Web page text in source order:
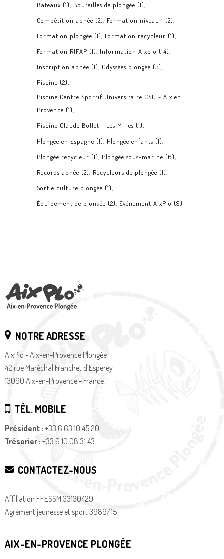
Bateaux (1) Bouteilles de plongée (1)
Compétition apnée (2) Formation niveau 1 (2)
Formation plongée (1) Formation recycleur (1)
Formation RIFAP (1) Information Aixplo (14)
Inscription apnée (1) Odyssées plongée (3)
Piscine (2)
Piscine Centre Sportif Universitaire CSU - Aix en
Provence (1)
Piscine Claude Bollet - Les Milles (1)
Plongée en Espagne (1) Plongée enfants (1)
Plongée recycleur (1) Plongée sous-marine (6)
Records apnée (2) Recycleurs de plongée (1)
Sortie culture plongée (1)
Équipement de plongée (2) Événement AixPlo (9)
NOTRE ADRESSE
AixPlo - Aix-en-Provence Plongée
42 rue Maréchal Franchet d'Esperey
13090 Aix-en-Provence - France
TÉL. MOBILE
Président : +33 6 63 10 45 20
Trésorier : +33 6 10 08 31 43
CONTACTEZ-NOUS
Affiliation FFESSM 33130429
Agrément jeunesse et sport 3989/15
AIX-EN-PROVENCE PLONGÉE